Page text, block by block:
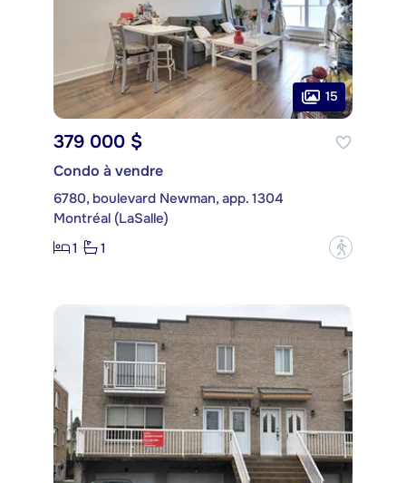
15
379 000 $
Condo à vendre
6780, boulevard Newman, app. 1304
Montréal (LaSalle)
1
1 ?